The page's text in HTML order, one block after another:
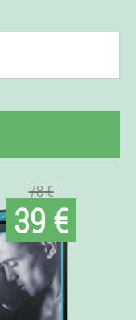
78 €
39 €